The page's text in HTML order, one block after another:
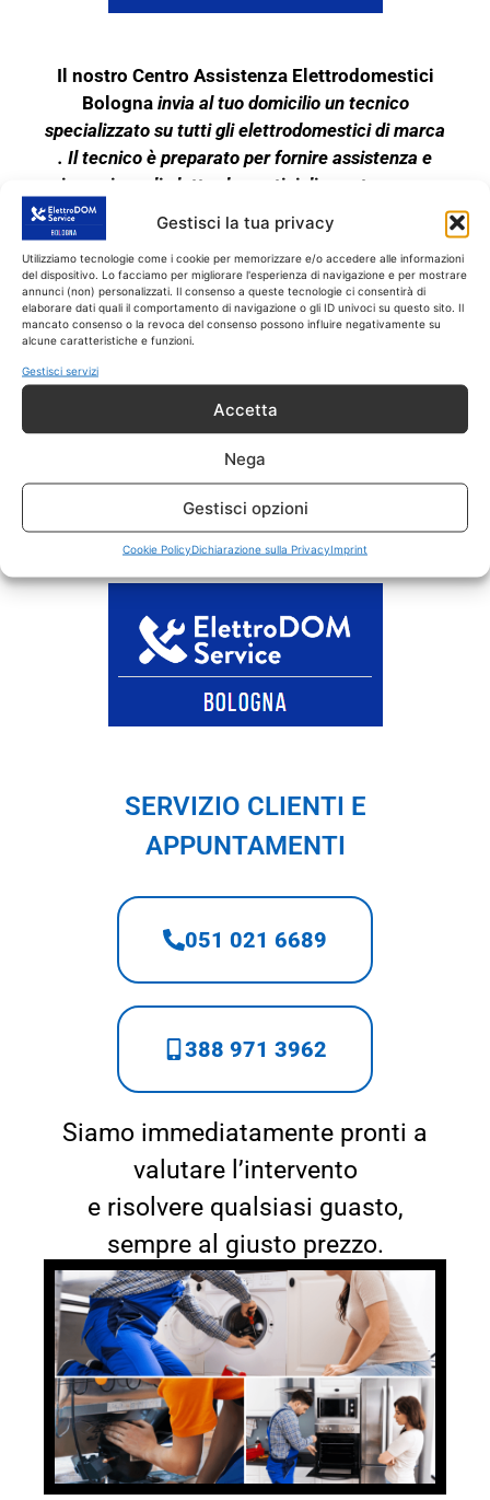
Gestisci la tua privacy
Utilizziamo tecnologie come i cookie per memorizzare e/o accedere alle informazioni
del dispositivo. Lo facciamo per migliorare l'esperienza di navigazione e per mostrare
annunci (non) personalizzati. Il consenso a queste tecnologie ci consentirà di
elaborare dati quali il comportamento di navigazione o gli ID univoci su questo sito. Il
mancato consenso o la revoca del consenso possono influire negativamente su
alcune caratteristiche e funzioni.
Gestisci servizi
Accetta
Nega
Gestisci opzioni
Cookie PolicyDichiarazione sulla PrivacyImprint
Il nostro Centro Assistenza Elettrodomestici
Bologna invia al tuo domicilio un tecnico
specializzato su tutti gli elettrodomestici di marca
. Il tecnico è preparato per fornire assistenza e
riparazione di elettrodomestici di questa marca.
Quindi se il tuo elettrodomestico è rotto, o
Il tecnico interviene SOLO su tutti gli
elettrodomestici fuori garanzia. Il nostro Centro di
Riparazioni Elettrodomestici garantisce
l’assistenza tecnica completa sui grandi
elettrodomestici indipendenti e anche da incasso
di marca. Il servizio di Assistenza a Bologna
fornisce quindi assistenza tecnica su tutti gli
elettrodomestici di marca.
L’assistenza tecnica è pertanto su tutti gli
elettrodomestici:lavatrici, asciugatrici,
lavastoviglie, frigoriferi e forni elettrici
SERVIZIO CLIENTI E
APPUNTAMENTI
051 021 6689
388 971 3962
Siamo immediatamente pronti a
valutare l’intervento
e risolvere qualsiasi guasto,
sempre al giusto prezzo.